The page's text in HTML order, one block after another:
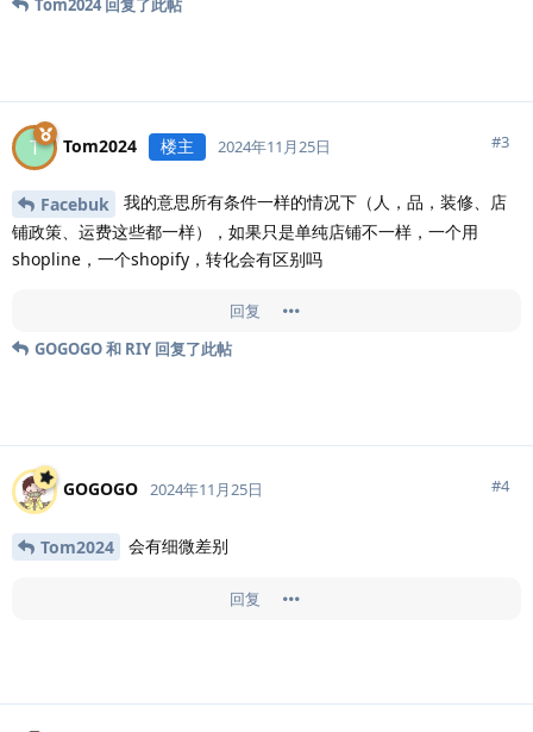
Tom2024回复了此帖
T Tom2024 楼主 2024年11月25日 #3
Facebuk
我的意思所有条件一样的情况下（人，品，装修、店
铺政策、运费这些都一样），如果只是单纯店铺不一样，一个用
shopline，一个shopify，转化会有区别吗
回复
GOGOGO和 RIY 回复了此帖
GOGOGO 2024年11月25日 #4
Tom2024 会有细微差别
回复